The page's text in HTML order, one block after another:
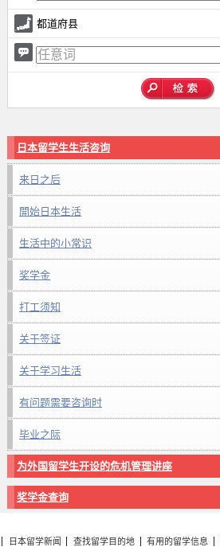
都道府县
日本留学生生活咨询
来日之后
開始日本生活
生活中的小常识
奖学金
打工须知
关于签证
关于学习生活
有问题需要咨询时
毕业之际
为外国留学生开设的危机管理讲座
奖学金查询
日本留学新闻 查找留学目的地 有用的留学信息